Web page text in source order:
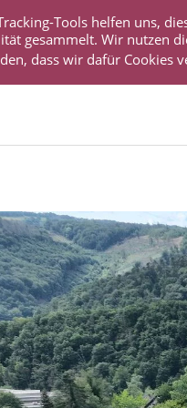
Tools helfen uns,
gesammelt. Wir nutzen
dass wir dafür Cookies